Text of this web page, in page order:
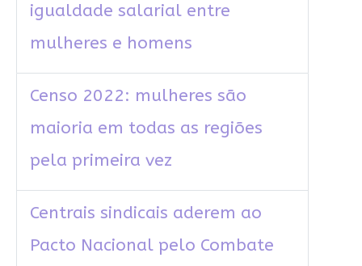
igualdade salarial entre
mulheres e homens
Censo 2022: mulheres são
maioria em todas as regiões
pela primeira vez
Centrais sindicais aderem ao
Pacto Nacional pelo Combate